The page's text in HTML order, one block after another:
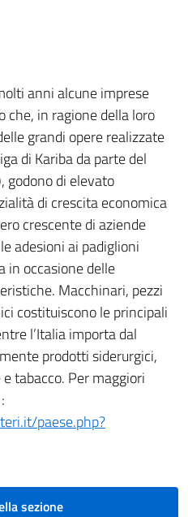
anni alcune imprese
che, in ragione della loro
grandi opere realizzate
di Kariba da parte del
godono di elevato
di crescita economica
crescente di aziende
adesioni ai padiglioni
in occasione delle
Macchinari, pezzi
costituiscono le principali
l’Italia importa dal
prodotti siderurgici,
tabacco. Per maggiori
paese.php?
sezione